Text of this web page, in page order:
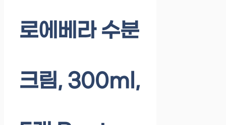
로에베라 수분
크림, 300ml,